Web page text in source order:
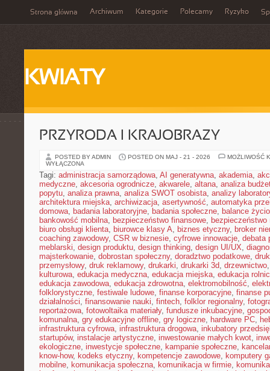
Strona główna Archiwum Kategorie Polecamy Ryzyko
KWIATY
PRZYRODA I KRAJOBRAZY
POSTED BY ADMIN POSTED ON MAJ - 21 - 2026
MOŻLIWOŚĆ
WYŁĄCZONA
Tagi: administracja samorządowa, AI generatywna, akademia,
medyczne, akcesoria ogrodnicze, akwarele, altana, analiza
popytu, analiza prawna, analiza SWOT osobista, analizy
architektura miejska, archiwizacja, asertywność, automatyka
domowa, badania laboratoryjne, badania społeczne, balance
bankowość mobilna, bezpieczeństwo finansowe, bezpieczeństwo
biuro obsługi klienta, biurowce klasy A, biznes etyczny, broker
coaching zawodowy, CSR w biznesie, cyfrowe innowacje, debata
meblarski, design produktu, design thinking, design UI/UX,
majsterkowanie, dobrostan społeczny, doradztwo podatkowe,
przemysłowy, druk reklamowy, drukarki, drukarki 3d, drzewnictwo
kulturowa, edukacja medyczna, edukacja miejska, edukacja
edukacja zawodowa, edukacja zdrowotna, elektromobilność,
folklorystyczne, festiwale ludowe, finanse korporacyjne, finanse
działalności, finansowanie nauki, fintech, folklor regionalny,
reportażowa, fotowoltaika materiały, fundusze inkubacyjne,
komunalna, gry edukacyjne offline, gry logiczne, hardware PC,
infrastruktura cyfrowa, infrastruktura drogowa, inkubatory
startupów, instalacje artystyczne, inwestowanie małych kwot,
ekologiczne, inwestycje społeczne, kampanie społeczne,
know-how, kodeks etyczny, kompetencje zawodowe, komputery
mobilne, komunikacja społeczna, komunikacja w firmie,